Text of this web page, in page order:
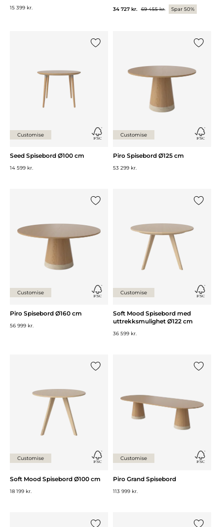
15 399 kr. 34 727 kr. 69 455 kr. Spar 50%
Customise
Seed Spisebord Ø100 cm
14 599 kr.
Customise
Piro Spisebord Ø125 cm
53 299 kr.
Customise
Piro Spisebord Ø160 cm
56 999 kr.
Customise
Soft Mood Spisebord med
uttrekksmulighet Ø122 cm
36 599 kr.
Customise
Soft Mood Spisebord Ø100 cm
18 199 kr.
Customise
Piro Grand Spisebord
113 999 kr.